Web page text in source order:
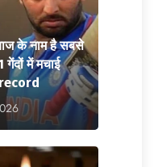
के नाम है सबसे
गेंदों में मचाई